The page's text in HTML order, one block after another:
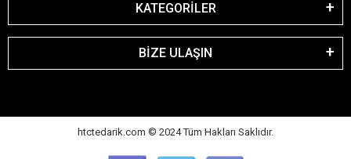
KATEGORİLER
BİZE ULAŞIN
htctedarik.com © 2024 Tüm Hakları Saklıdır.